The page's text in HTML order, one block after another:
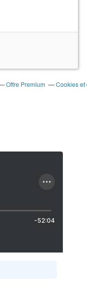
Offre Premium
Cookies
-52:04